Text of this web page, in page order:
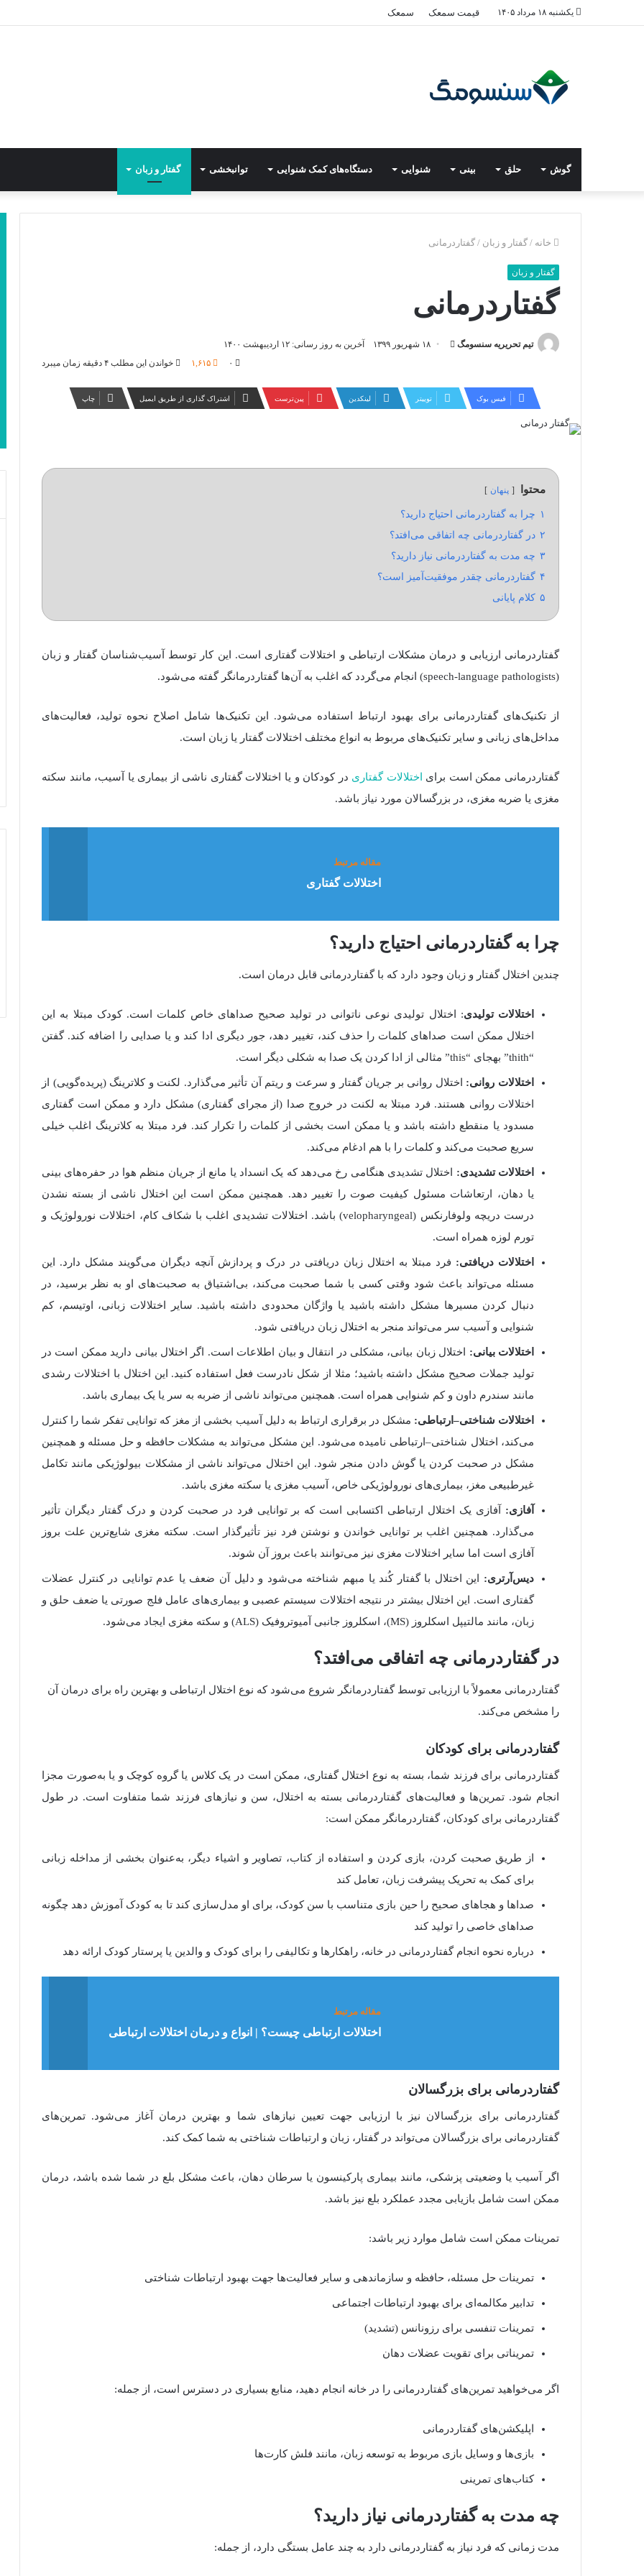
یکشنبه ۱۸ مرداد ۱۴۰۵ قیمت سمعک سمعک
گوش حلق بینی شنوایی دستگاه‌های کمک شنوایی توانبخشی گفتار و زبان
خانه / گفتار و زبان / گفتاردرمانی
گفتار و زبان
گفتاردرمانی
تیم تحریریه سنسومگ
ارسال۱۸ شهریور ۱۳۹۹
آخرین به روز رسانی: ۱۲ اردیبهشت ۱۴۰۰
۰
۱,۶۱۵ خواندن این مطلب ۴ دقیقه زمان میبرد
فیس بوک توییتر لینکدین ‫پین‌ترست اشتراک گذاری از طریق ایمیل چاپ
محتوا پنهان
۱ چرا به گفتاردرمانی احتیاج دارید؟
۲ در گفتاردرمانی چه اتفاقی می‌افتد؟
۳ چه مدت به گفتاردرمانی نیاز دارید؟
۴ گفتاردرمانی چقدر موفقیت‌آمیز است؟
۵ کلام پایانی
گفتاردرمانی ارزیابی و درمان مشکلات ارتباطی و اختلالاتگفتاری است. این کار توسط آسیب‌شناسان گفتار و زبان
(speech-language pathologists) انجام می‌گردد که اغلب به آن‌ها گفتاردرمانگر گفته می‌شود .
از تکنیک‌های گفتاردرمانی برای بهبود ارتباط استفاده می‌شود.
این تکنیک‌ها شامل اصلاح نحوه تولید، فعالیت‌های
مداخل‌های زبانی و سایر تکنیک‌های مربوط به انواع مختلف اختلالات گفتار یا زبان است.
گفتاردرمانی ممکن است برای اختلالات گفتاری در کودکان و یا اختلالات گفتاری ناشی از بیماری یا آسیب، مانند سکته
مغزی یا ضربه مغزی، در بزرگسالان مورد نیاز باشد.
مقاله مرتبط
اختلالات گفتاری
چرا به گفتاردرمانی احتیاج دارید؟
چندین اختلال گفتار و زبان وجود دارد که با گفتاردرمانی قابل درمان است.
اختلالات تولیدی: اختلال تولیدی نوعی ناتوانی در تولید صحیح صداهای خاص کلمات است.کودک مبتلا به این
اختلال ممکن است صداهای کلمات را حذف کند، تغییر
دهد، جور دیگری ادا کند و یا صدایی را اضافه کند.گفتن
“
thith” بهجای “
this
” مثالی از ادا کردن یک صدا به شکلی دیگر است.
اختلالات روانی: اختلال روانی بر جریان گفتار و سرعت و ریتم آن تأثیر می‌گذارد. لکنت و کلاترینگ (پریده‌گویی) از
اختلالات روانی هستند. فرد مبتلا به لکنت در خروج صدا ( از مجرای گفتاری) مشکل دارد و ممکن است گفتاری
مسدود یا منقطع داشته باشد و یا ممکن است بخشی از کلمات را تکرار کند. فرد مبتلا به کلاترینگ اغلب خیلی
سریع صحبت می‌کند و کلمات را با هم ادغام می‌کند.
اختلالات تشدیدی: اختلال تشدیدی هنگامی رخ می‌دهد که یک انسداد یا مانع از جریان منظم هوا در حفره‌های بینی
یا دهان، ارتعاشات مسئول کیفیت صوت را تغییر دهد. همچنین ممکن است این اختلال ناشی از بسته نشدن
درست دریچه ولوفارنکس (velopharyngeal) باشد
.
اختلالات تشدیدی اغلب با شکاف کام، اختلالات نورولوژیک و
تورم لوزه همراه است.
اختلالات دریافتی: فرد مبتلا به اختلال زبان دریافتی در درک و پردازش آنچه دیگران می‌گویند مشکل دارد.
این
مسئله می‌تواند باعث شود وقتی کسی با شما صحبت می‌کند، بی‌اشتیاق به صحبت‌های او به نظر برسید، در
دنبال کردن مسیرها مشکل داشته باشید یا واژگان محدودی داشته باشید. سایر اختلالات زبانی، اوتیسم، کم
شنوایی و آسیب سر می‌تواند منجر به اختلال زبان دریافتی شود.
اختلالات بیانی: اختلال زبان بیانی، مشکلی در انتقال و بیان اطلاعات است. اگر اختلال بیانی دارید ممکن است در
تولید جملات صحیح مشکل داشته باشید؛ مثلا از شکل نادرست فعل استفاده کنید.
این اختلال با اختلالات رشدی
مانند سندرم داون و کم شنوایی همراه است. همچنین می‌تواند ناشی از ضربه به سر یا یک بیماری باشد.
اختلالات شناختی– ارتباطی: مشکل در برقراری ارتباط به دلیل آسیب بخشی از مغز که توانایی تفکر شما را کنترل
می‌کند، اختلال شناختی– ارتباطی نامیده می‌شود.
این مشکل می‌تواند به مشکلات حافظه و حل مسئله و همچنین
مشکل در صحبت کردن یا گوش دادن منجر شود.
این اختلال می‌تواند ناشی از مشکلات بیولوژیکی مانند تکامل
غیرطبیعی مغز، بیماری‌های نورولوژیکی خاص، آسیب مغزی یا سکته مغزی باشد.
آفازی:
آفازی یک اختلال ارتباطی اکتسابی است که بر توانایی فرد در صحبت کردن و درک گفتار دیگران تأثیر
می‌گذارد. همچنین اغلب بر توانایی خواندن و نوشتن فرد نیز تأثیرگذار است. سکته مغزی شایع‌ترین علت بروز
آفازی است اما سایر اختلالات مغزی نیز می‌توانند باعث بروز آن شوند.
دیس‌آرتری: این اختلال با گفتار کُند یا مبهم شناخته می‌شود و دلیل آن ضعف یا عدم توانایی در کنترل عضلات
گفتاری است.
این اختلال بیشتر در نتیجه اختلالات سیستم عصبی و بیماری‌های عامل فلج صورتی یا ضعف حلق و
زبان، مانند مالتیپل اسکلروز (MS)، اسکلروز جانبی آمیوتروفیک
(
ALS
) و سکته مغزی ایجاد می‌شود.
در گفتاردرمانی چه اتفاقی می‌افتد؟
گفتاردرمانی معمولاً با ارزیابی توسط گفتاردرمانگر شروع می‌شود که نوع اختلال ارتباطی و بهترین راه برای درمان آن
را مشخص می‌کند.
گفتاردرمانی برای کودکان
گفتاردرمانی برای فرزند شما، بسته به نوع اختلال گفتاری، ممکن است در یک کلاس یا گروه کوچک و یا به‌صورت مجزا
انجام شود.تمرین‌ها و فعالیت‌های گفتاردرمانی بسته به اختلال، سن و نیازهای فرزند شما متفاوت است. در طول
گفتاردرمانی برای کودکان، گفتاردرمانگر ممکن است:
از طریق صحبت کردن، بازی کردن و استفاده از کتاب، تصاویر و اشیاء دیگر، به‌عنوان بخشی از مداخله زبانی
برای کمک به تحریک پیشرفت زبان، تعامل کند
صداها و هجاهای صحیح را حین بازی متناسب با سن کودک، برای او مدل‌سازی کند تا به کودک آموزش دهد چگونه
صداهای خاصی را تولید کند
درباره نحوه انجام گفتاردرمانی در خانه، راهکارها و تکالیفی را برای کودک و والدین یا پرستار کودک ارائه دهد
مقاله مرتبط
اختلالات ارتباطی چیست؟ | انواع و درمان اختلالات ارتباطی
گفتاردرمانی برای بزرگسالان
گفتاردرمانی برای بزرگسالان نیز با ارزیابی جهت تعیین نیازهای شما و بهترین درمان آغاز می‌شود. تمرین‌های
گفتاردرمانی برای بزرگسالان می‌تواند در گفتار، زبان و ارتباطات شناختی به شما کمک کند.
اگر آسیب یا وضعیتی پزشکی، مانند بیماری پارکینسون یا سرطان دهان، باعث مشکل بلع در شما شده باشد، درمان
ممکن است شامل بازیابی مجدد عملکرد بلع نیز باشد.
تمرینات ممکن است شامل موارد زیر باشد:
تمرینات حل مسئله، حافظه و سازماندهی و سایر فعالیت‌ها جهت بهبود ارتباطات شناختی
تدابیر مکالمه‌ای برای بهبود ارتباطات اجتماعی
تمرینات تنفسی برای رزونانس (تشدید)
تمریناتی برای تقویت عضلات دهان
اگر می‌خواهید تمرین‌های گفتاردرمانی را در خانه انجام دهید، منابع بسیاری در دسترس است، از جمله:
اپلیکشن‌های گفتاردرمانی
بازی‌ها و وسایل بازی مربوط به توسعه زبان، مانند فلش کارت‌ها
کتاب‌های تمرینی
چه مدت به گفتاردرمانی نیاز دارید؟
مدت زمانی که فرد نیاز به گفتاردرمانی دارد به چند عامل بستگی دارد، از جمله: